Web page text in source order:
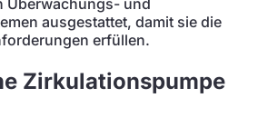
Überwachungs- und
ausgestattet, damit sie die
erfüllen.
Zirkulationspumpe